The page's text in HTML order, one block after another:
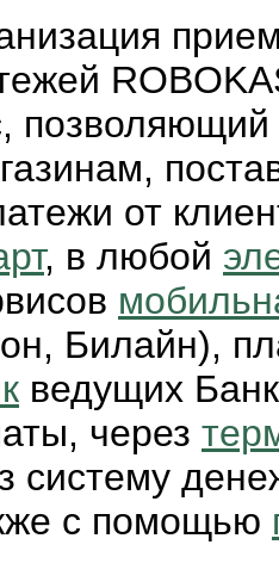
от
, в любой
Билайн),
ведущих
через
систему
с помощью